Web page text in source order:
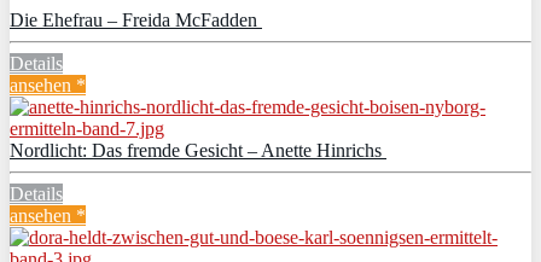
Die Ehefrau – Freida McFadden
Details
ansehen *
Nordlicht: Das fremde Gesicht – Anette Hinrichs
Details
ansehen *